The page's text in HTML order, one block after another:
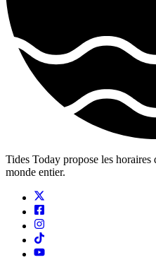
Tides Today propose les horaires
monde entier.